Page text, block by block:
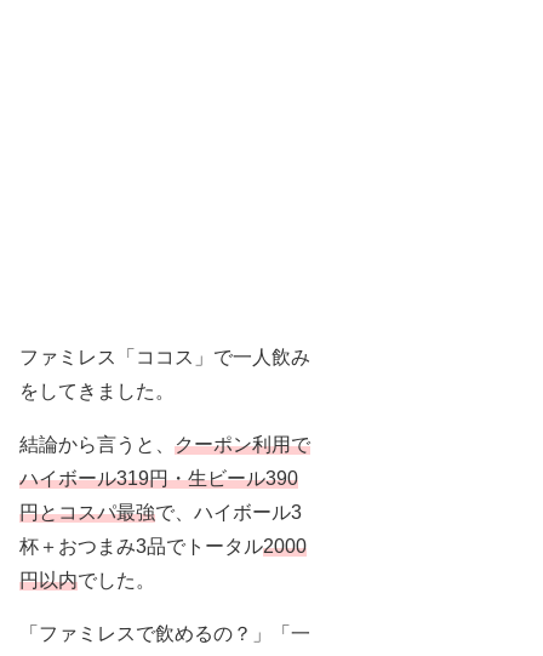
ファミレス「ココス」で一人飲み
をしてきました。
結論から言うと、 クーポン利用で
ハイボール319円・生ビール390
円とコスパ最強で、ハイボール3
杯＋おつまみ3品でトータル2000
円以内でした。
「ファミレスで飲めるの？」「一